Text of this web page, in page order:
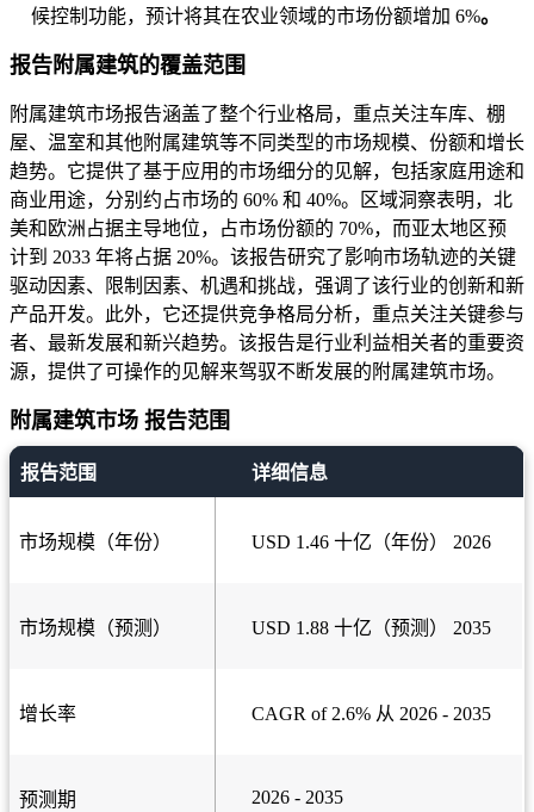
候控制功能，预计将其在农业领域的市场份额增加 6%。
报告附属建筑的覆盖范围
附属建筑市场报告涵盖了整个行业格局，重点关注车库、棚
屋、温室和其他附属建筑等不同类型的市场规模、份额和增长
趋势。它提供了基于应用的市场细分的见解，包括家庭用途和
商业用途，分别约占市场的 60% 和 40%。区域洞察表明，北
美和欧洲占据主导地位，占市场份额的 70%，而亚太地区预
计到 2033 年将占据 20%。该报告研究了影响市场轨迹的关键
驱动因素、限制因素、机遇和挑战，强调了该行业的创新和新
产品开发。此外，它还提供竞争格局分析，重点关注关键参与
者、最新发展和新兴趋势。该报告是行业利益相关者的重要资
源，提供了可操作的见解来驾驭不断发展的附属建筑市场。
附属建筑市场 报告范围
报告范围 详细信息
市场规模（年份） USD 1.46 十亿（年份） 2026
市场规模（预测） USD 1.88 十亿（预测） 2035
增长率 CAGR of 2.6% 从 2026 - 2035
预测期 2026 - 2035